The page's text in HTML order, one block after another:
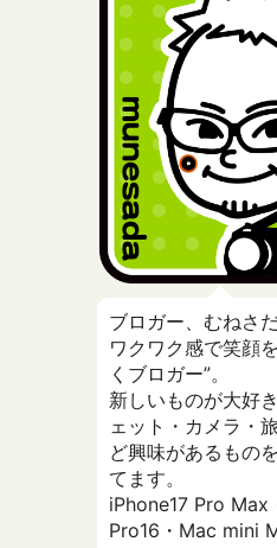
ブロガー、むねさ
ワクワク感で笑顔
くブロガー”。
新しいものが大好
ェット・カメラ・
ど興味があるもの
てます。
iPhone17 Pro Max
Pro16・Mac mini